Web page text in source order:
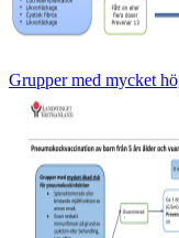
Grupper med mycket